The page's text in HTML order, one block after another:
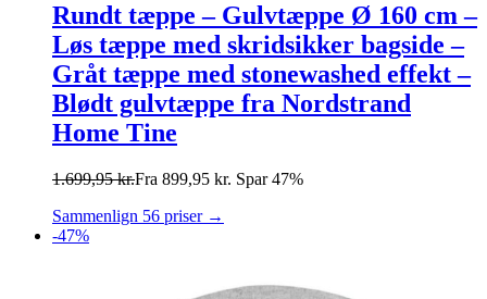
Rundt tæppe – Gulvtæppe Ø 160 cm –
Løs tæppe med skridsikker bagside –
Gråt tæppe med stonewashed effekt –
Blødt gulvtæppe fra Nordstrand
Home Tine
1.699,95kr.Fra 899,95 kr. Spar 47%
Sammenlign 56 priser →
-47%